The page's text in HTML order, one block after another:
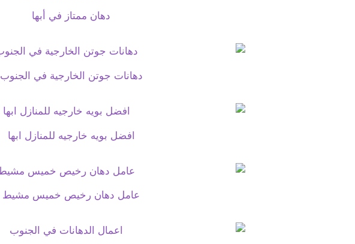
دهان ممتاز في أبها
دهانات جوتن الخارجية في الجنوب
افضل بويه خارجيه للمنازل ابها
عامل دهان رخيص خميس مشيط